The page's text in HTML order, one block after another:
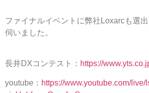
ファイナルイベントに弊社Loxarcも選
伺いました。
長井DXコンテスト： https://
youtube： https://www.youtube.com/